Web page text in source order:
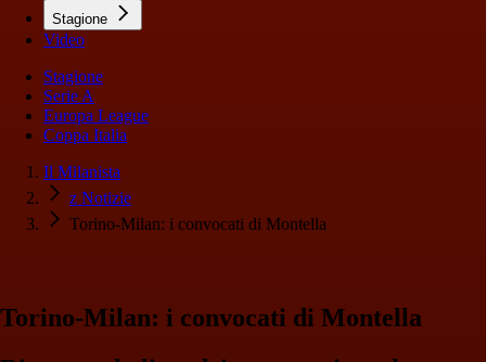
Stagione
Video
Stagione
Serie A
Europa League
Coppa Italia
Il Milanista
z Notizie
Torino-Milan: i convocati di Montella
Torino-Milan: i convocati di Montella